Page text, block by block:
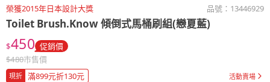
榮獲2015年日本設計大獎 品號： 13446929
Toilet Brush.Know傾倒式馬桶刷組(戀夏藍)
$450 促銷價
$480市售價
現折 滿899元折130元 活動賣場